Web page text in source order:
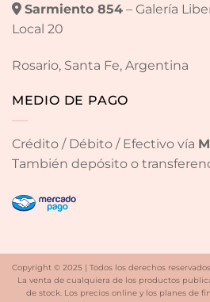
Sarmiento 854– Galería
Local 20
Rosario, Santa Fe, Argentina
MEDIO DE PAGO
Crédito / Débito / Efectivo vía
También depósito o
Copyright © 2025 | Todos los derechos
La venta de cualquiera de los productos
de stock. Los precios online y los planes de